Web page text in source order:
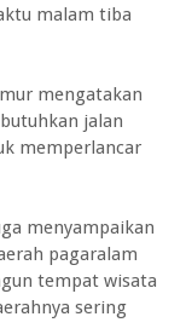
malam tiba
mengatakan
jalan
memperlancar
menyampaikan
pagaralam
tempat wisata
sering